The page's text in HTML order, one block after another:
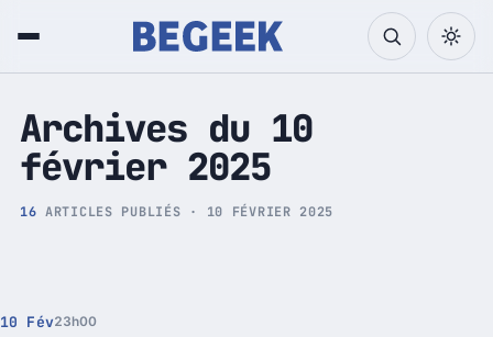
Tech et Pop culture
Archives du 10
février 2025
16 ARTICLES PUBLIÉS · 10 FÉVRIER 2025
10 Fév23h00